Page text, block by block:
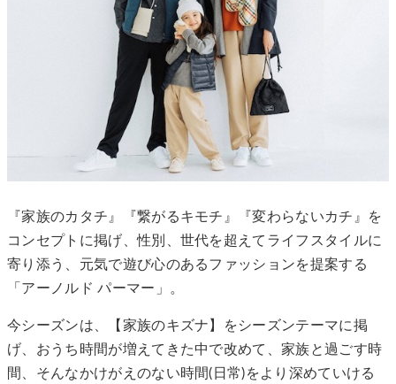
『家族のカタチ』『繋がるキモチ』『変わらないカチ』を
コンセプトに掲げ、性別、世代を超えてライフスタイルに
寄り添う、元気で遊び心のあるファッションを提案する
「アーノルド パーマー」。
今シーズンは、【家族のキズナ】をシーズンテーマに掲
げ、おうち時間が増えてきた中で改めて、家族と過ごす時
間、そんなかけがえのない時間(日常)をより深めていける